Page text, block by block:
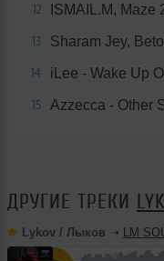
12 ISMAIL.M,
13 Sharam Jey,
14 iLee - Wake Up
15 Azzecca - Other
ДРУГИЕ ТРЕКИ
Lykov / Лыков ➝ LM